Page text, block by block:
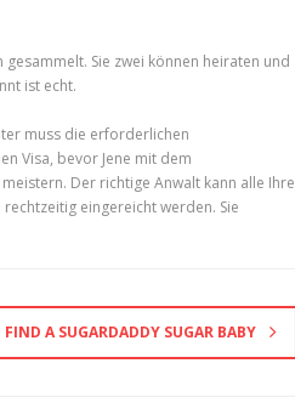
Sie zwei können heiraten und
ist echt.
muss die erforderlichen
Visa, bevor Jene mit dem
Der richtige Anwalt kann alle Ihre
eingereicht werden. Sie
A SUGARDADDY SUGAR BABY